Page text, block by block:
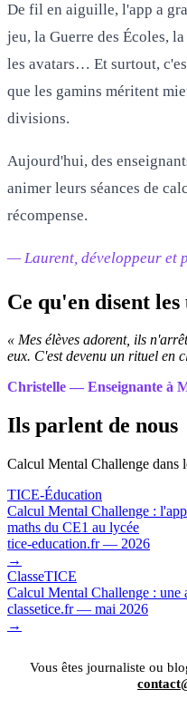
De fil en aiguille, l'app a
jeu, la Guerre des Écoles,
les avatars… Et surtout,
que les gamins méritent
divisions.
Aujourd'hui, des
animer leurs séances de
récompense.
— Laurent, développeur et
Ce qu'en disent
« Mes élèves adorent, ils
eux. C'est devenu un rituel en
Christelle — Enseignante à
Ils parlent de nous
Calcul Mental Challenge dans
TICE-Éducation
Calcul Mental Challenge :
maths du CE1 au lycée
tice-education.fr — 2026
→
ClasseTICE
Calcul Mental Challenge : une
classetice.fr — mai 2026
→
Vous êtes journaliste ou